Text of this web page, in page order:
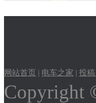
网站首页 | 电车之家 | 投稿
Copyright